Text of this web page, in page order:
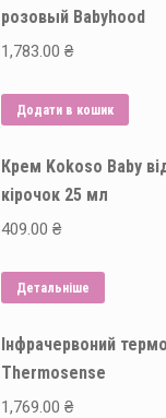
розовый Babyhood
1,783.00 ₴
Додати в кошик
Крем Kokoso Baby
кірочок 25 мл
409.00 ₴
Детальніше
Інфрачервоний
Thermosense
1,769.00 ₴